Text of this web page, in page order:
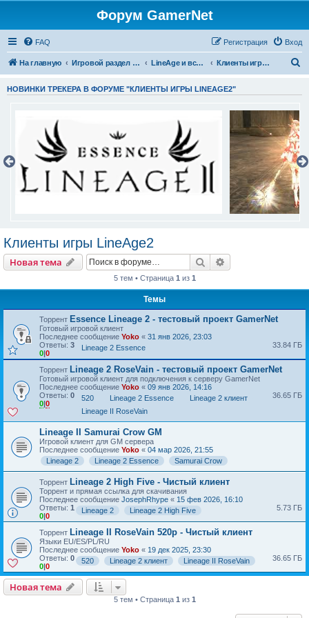
Форум GamerNet
FAQ Вход
Регистрация
На главную Игровой раздел - Готовые игры и игровые разработки LineAge и все что с ней связано Клиенты игры LineAge2
и
НОВИНКИ ТРЕКЕРА В ФОРУМЕ "КЛИЕНТЫ ИГРЫ LINEAGE2"
Клиенты игры LineAge2
Новая тема Поиск
5 тем • Страница 1 из 1
Темы
Торрент Essence Lineage 2 - тестовый проект GamerNet
Готовый игровой клиент
Последнее сообщение Yoko « 31 янв 2026, 23:03
Ответы: 3
0|0
33.84 ГБ
Lineage 2 Essence
Торрент Lineage 2 RoseVain - тестовый проект GamerNet
Готовый игровой клиент для подключения к серверу GamerNet
Последнее сообщение Yoko « 09 янв 2026, 14:16
Ответы: 0
0|0
36.65 ГБ
520 Lineage 2 Essence
Lineage 2 клиент
Lineage II RoseVain
Lineage II Samurai Crow GM
Игровой клиент для GM сервера
Последнее сообщение Yoko « 04 мар 2026, 21:55
Lineage 2
Lineage 2 Essence Samurai Crow
Торрент Lineage 2 High Five - Чистый клиент
Торрент и прямая ссылка для скачивания
Последнее сообщение JosephRhype « 15 фев 2026, 16:10
Ответы: 1
0|0
5.73 ГБ
Lineage 2 Lineage 2 High Five
Торрент Lineage II RoseVain 520p - Чистый клиент
Языки EU/ES/PL/RU
Последнее сообщение Yoko « 19 дек 2025, 23:30
Ответы: 0
0|0
36.65 ГБ
520 Lineage 2 клиент Lineage II RoseVain
Новая тема
5 тем • Страница 1 из 1